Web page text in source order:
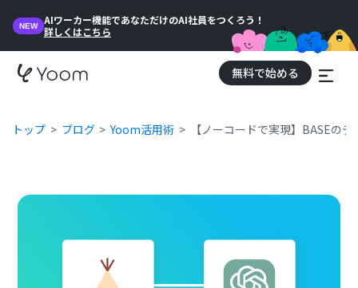
NEW
AIワーカー機能であなただけのAI社員をつくろう！
詳しくはこちら
無料で始める
トップ ブログ Yoom活用術 【ノーコードで実現】BASEの